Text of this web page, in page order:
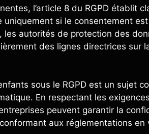
l’article 8 du RGPD établit
si le consentement
autorités de protection des
des lignes directrices sur
sous le RGPD est un sujet
En respectant les
peuvent garantir la
aux réglementations en